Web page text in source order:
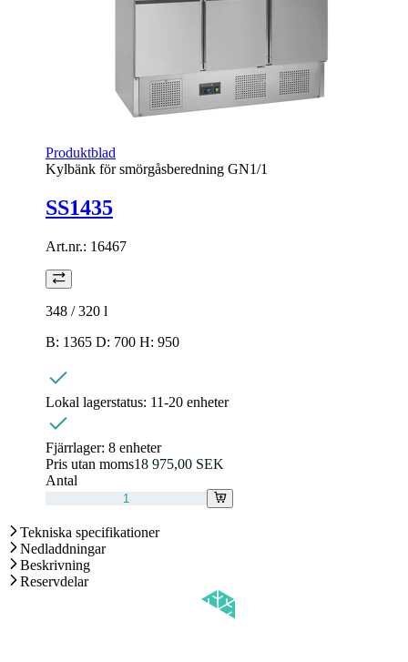
Produktblad
Kylbänk för smörgåsberedning GN1/1
SS1435
Art.nr.: 16467
348 / 320 l
B: 1365 D: 700 H: 950
Lokal lagerstatus: 11-20 enheter
Fjärrlager: 8 enheter
Pris utan moms18 975,00 SEK
Antal
Tekniska specifikationer
Nedladdningar
Beskrivning
Reservdelar